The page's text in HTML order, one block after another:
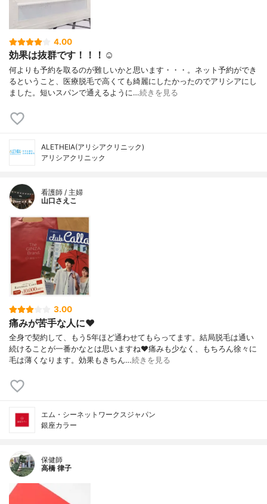
4.00
効果は抜群です！！！☺️
何よりも予約を取るのが難しいかと思います・・・。ネット予約ができ
るということ、医療脱毛で高くても綺麗にしたかったのでアリシアにし
ました。短いスパンで通えるように…続きを見る
ALETHEIA(アリシアクリニック)
アリシアクリニック
看護師 / 主婦
山口さえこ
3.00
痛みが苦手な人に❤️
全身で契約して、もう5年ほど通わせてもらってます。結局脱毛は通い
続けることが一番かなとは思いますね❤️痛みも少なく、もちろん徐々に
毛は薄くなります。効果もきちん…続きを見る
エム・シーネットワークスジャパン
銀座カラー
保健師
高橋 律子